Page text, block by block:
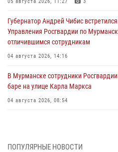
Губернатор Андрей Чибис
Управления Росгвардии по
отличившимся сотрудникам
04 августа 2026, 14:16
В Мурманске сотрудники
баре на улице Карла Маркса
04 августа 2026, 08:54
03 августа 2026, 12:23 4
ПОПУЛЯРНЫЕ НОВОСТИ